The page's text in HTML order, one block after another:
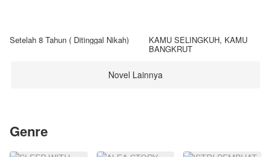
Setelah 8 Tahun ( Ditinggal Nikah) KAMU SELINGKUH, KAMU
BANGKRUT
Novel Lainnya
Genre